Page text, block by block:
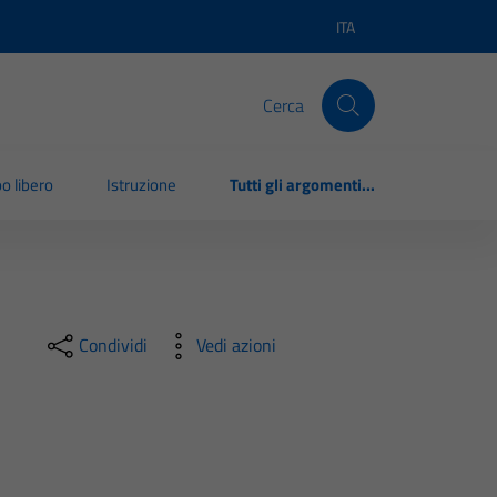
Lingua attiva:
ITA
Cerca
libero Istruzione Tutti gli argomenti...
Condividi Vedi azioni